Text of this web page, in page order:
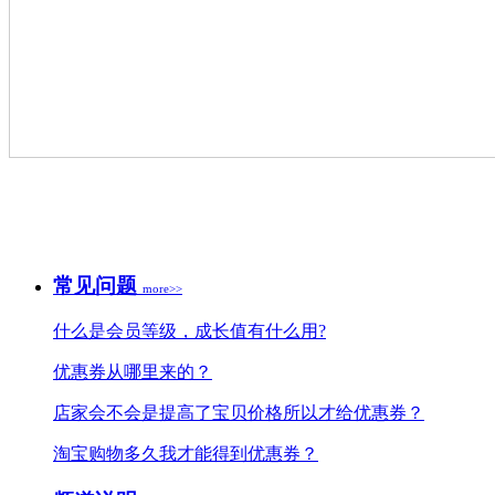
常见问题 more>>
什么是会员等级，成长值有什么用?
优惠券从哪里来的？
店家会不会是提高了宝贝价格所以才给优惠券？
淘宝购物多久我才能得到优惠券？